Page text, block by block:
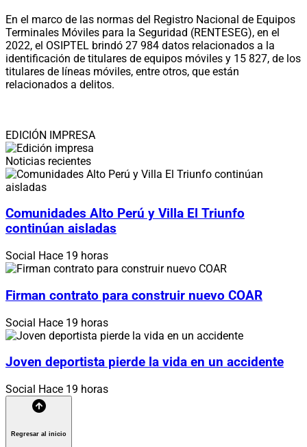
En el marco de las normas del Registro Nacional de Equipos
Terminales Móviles para la Seguridad (RENTESEG), en el
2022, el OSIPTEL brindó 27 984 datos relacionados a la
identificación de titulares de equipos móviles y 15 827, de los
titulares de líneas móviles, entre otros, que están
relacionados a delitos.
EDICIÓN IMPRESA
Noticias recientes
Comunidades Alto Perú y Villa El Triunfo
continúan aisladas
Social Hace 19 horas
Firman contrato para construir nuevo COAR
Social Hace 19 horas
Joven deportista pierde la vida en un accidente
Social Hace 19 horas
Regresar al inicio